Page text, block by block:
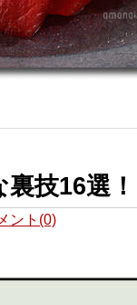
技16選！
ント(0)